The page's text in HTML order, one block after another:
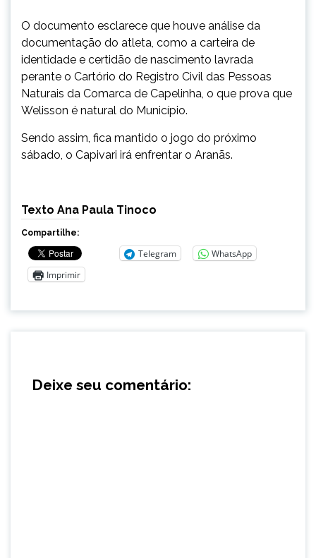
O documento esclarece que houve análise da
documentação do atleta, como a carteira de
identidade e certidão de nascimento lavrada
perante o Cartório do Registro Civil das Pessoas
Naturais da Comarca de Capelinha, o que prova que
Welisson é natural do Município.
Sendo assim, fica mantido o jogo do próximo
sábado, o Capivari irá enfrentar o Aranãs.
Texto Ana Paula Tinoco
Compartilhe:
Telegram
WhatsApp
Imprimir
Deixe seu comentário: